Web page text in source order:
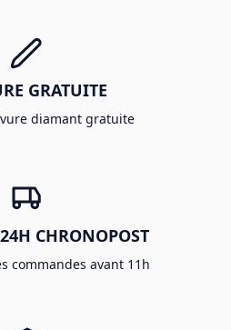
GRATUITE
diamant gratuite
CHRONOPOST
commandes avant 11h